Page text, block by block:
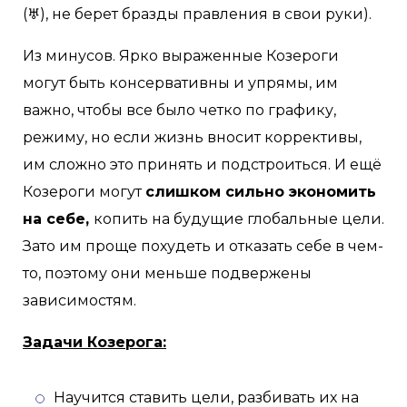
(♅), не берет бразды правления в свои руки).
Из минусов. Ярко выраженные Козероги
могут быть консервативны и упрямы, им
важно, чтобы все было четко по графику,
режиму, но если жизнь вносит коррективы,
им сложно это принять и подстроиться. И ещё
Козероги могут слишком сильно экономить
на себе, копить на будущие глобальные цели.
Зато им проще похудеть и отказать себе в чем-
то, поэтому они меньше подвержены
зависимостям.
Задачи Козерога:
Научится ставить цели, разбивать их на